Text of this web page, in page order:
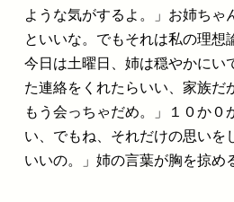
ような気がするよ。」お姉ちゃ
といいな。でもそれは私の理想
今日は土曜日、姉は穏やかにい
た連絡をくれたらいい、家族だ
もう会っちゃだめ。」１０か
い、でもね、それだけの思いを
いいの。」姉の言葉が胸を掠め